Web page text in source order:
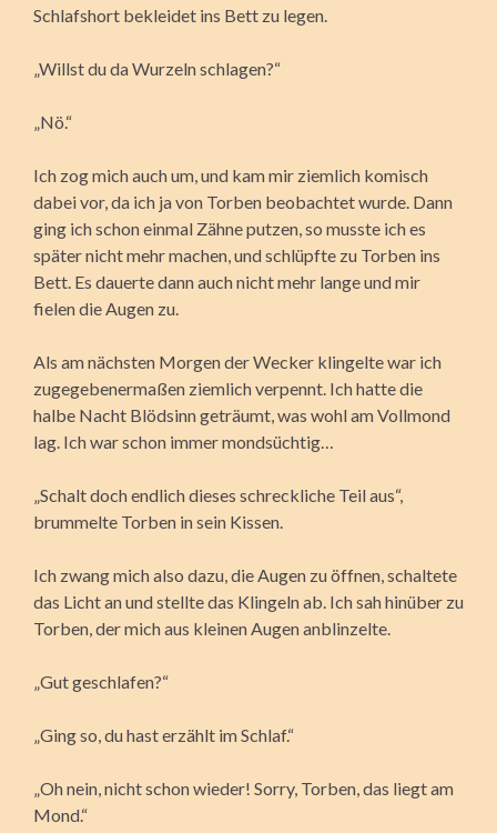
Schlafshort bekleidet ins Bett zu legen.
„Willst du da Wurzeln schlagen?“
„Nö.“
Ich zog mich auch um, und kam mir ziemlich komisch
dabei vor, da ich ja von Torben beobachtet wurde. Dann
ging ich schon einmal Zähne putzen, so musste ich es
später nicht mehr machen, und schlüpfte zu Torben ins
Bett. Es dauerte dann auch nicht mehr lange und mir
fielen die Augen zu.
Als am nächsten Morgen der Wecker klingelte war ich
zugegebenermaßen ziemlich verpennt. Ich hatte die
halbe Nacht Blödsinn geträumt, was wohl am Vollmond
lag. Ich war schon immer mondsüchtig…
„Schalt doch endlich dieses schreckliche Teil aus“,
brummelte Torben in sein Kissen.
Ich zwang mich also dazu, die Augen zu öffnen, schaltete
das Licht an und stellte das Klingeln ab. Ich sah hinüber zu
Torben, der mich aus kleinen Augen anblinzelte.
„Gut geschlafen?“
„Ging so, du hast erzählt im Schlaf.“
„Oh nein, nicht schon wieder! Sorry, Torben, das liegt am
Mond.“